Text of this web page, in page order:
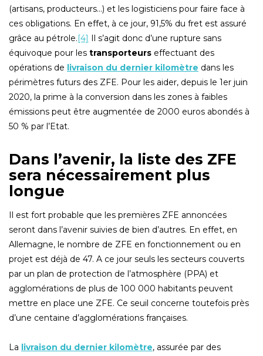
(artisans, producteurs…) et les logisticiens pour faire face à
ces obligations. En effet, à ce jour, 91,5% du fret est assuré
grâce au pétrole.[4] Il s’agit donc d’une rupture sans
équivoque pour les transporteurs effectuant des
opérations de livraison du dernier kilomètre dans les
périmètres futurs des ZFE. Pour les aider, depuis le 1er juin
2020, la prime à la conversion dans les zones à faibles
émissions peut être augmentée de 2000 euros abondés à
50 % par l’Etat.
Dans l’avenir, la liste des ZFE
sera nécessairement plus
longue
Il est fort probable que les premières ZFE annoncées
seront dans l’avenir suivies de bien d’autres. En effet, en
Allemagne, le nombre de ZFE en fonctionnement ou en
projet est déjà de 47. A ce jour seuls les secteurs couverts
par un plan de protection de l’atmosphère (PPA) et
agglomérations de plus de 100 000 habitants peuvent
mettre en place une ZFE. Ce seuil concerne toutefois près
d’une centaine d’agglomérations françaises.
La livraison du dernier kilomètre, assurée par des